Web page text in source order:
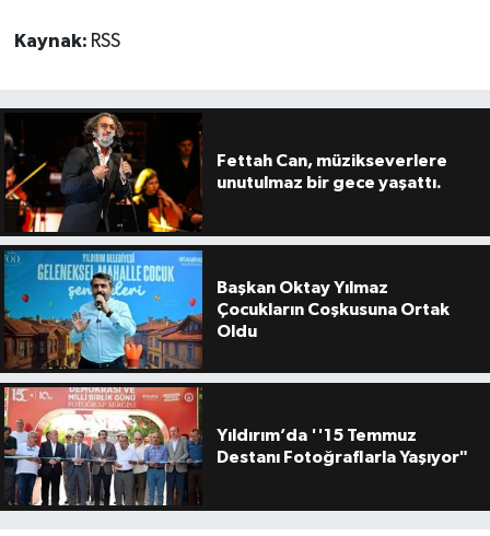
Kaynak: RSS
Fettah Can, müzikseverlere
unutulmaz bir gece yaşattı.
Başkan Oktay Yılmaz
Çocukların Coşkusuna Ortak
Oldu
Yıldırım’da ''15 Temmuz
Destanı Fotoğraflarla Yaşıyor"